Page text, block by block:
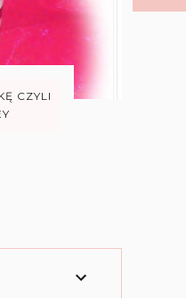
CZYLI